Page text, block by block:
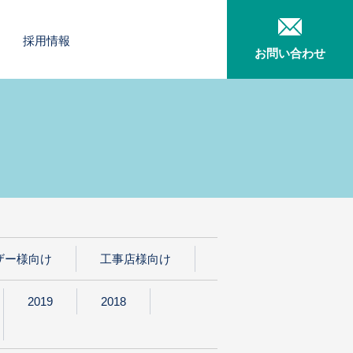
採用情報
お問い合わせ
ー様向け 工事店様向け
2019 2018